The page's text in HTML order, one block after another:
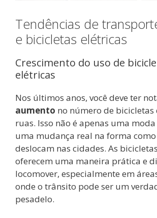
Tendências de
e bicicletas elétricas
Crescimento do uso de
elétricas
Nos últimos anos, você deve ter
aumento no número de bicicletas
ruas. Isso não é apenas uma
uma mudança real na forma como
deslocam nas cidades. As
oferecem uma maneira prática e
locomover, especialmente em
onde o trânsito pode ser um
pesadelo.